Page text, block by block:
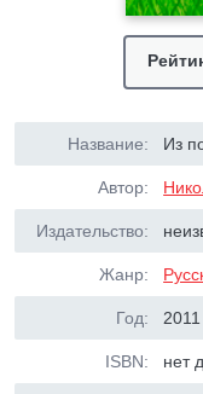
Название: Из
Автор:
Издательство:
Жанр:
Год: 2011
ISBN: нет